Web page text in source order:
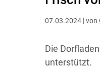
07.03.2024 | von
Die
unterstützt.